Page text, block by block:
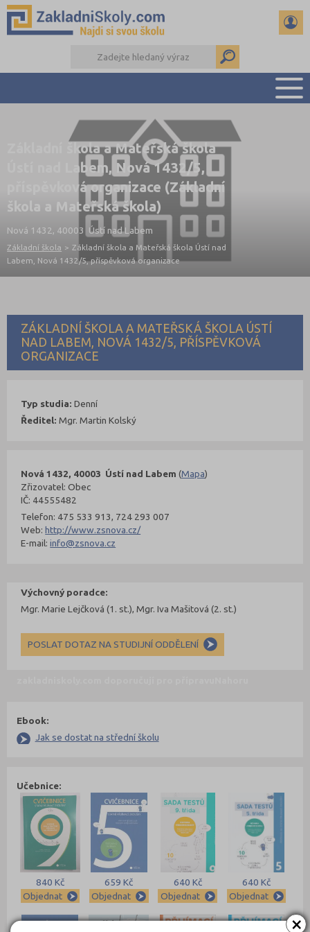
×
PŘEHLED ŠKOL
PŘIJÍMAČKY NA SŠ
RADY A ČLÁNKY
ČTENÁŘSKÝ DENÍK
DALŠÍ DRUHY ŠKOL
Základní škola a Mateřská škola
Ústí nad Labem, Nová 1432/5,
příspěvková organizace (Základní
škola a Mateřská škola)
Nová 1432, 40003 Ústí nad Labem
Základní škola > Základní škola a Mateřská škola Ústí nad
Labem, Nová 1432/5, příspěvková organizace
ZÁKLADNÍ ŠKOLA A MATEŘSKÁ ŠKOLA ÚSTÍ
NAD LABEM, NOVÁ 1432/5, PŘÍSPĚVKOVÁ
ORGANIZACE
Nová 1432, 40003 Ústí nad Labem (Mapa)
Zřizovatel: Obec
IČ: 44555482
Telefon: 475 533 913, 724 293 007
Web:http://www.zsnova.cz/
E-mail:info@zsnova.cz
Typ studia: Denní
Ředitel: Mgr. Martin Kolský
Výchovný poradce:
Mgr. Marie Lejčková (1. st.), Mgr. Iva Mašitová (2. st.)
POSLAT DOTAZ NA STUDIJNÍ ODDĚLENÍ
Ebook:
Jak se dostat na střední školu
Učebnice:
840 Kč
Objednat
659 Kč
Objednat
640 Kč
Objednat
640 Kč
Objednat